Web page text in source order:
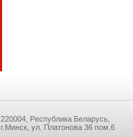
220004, Республика Беларусь,
г.Минск, ул. Платонова 36 пом.6